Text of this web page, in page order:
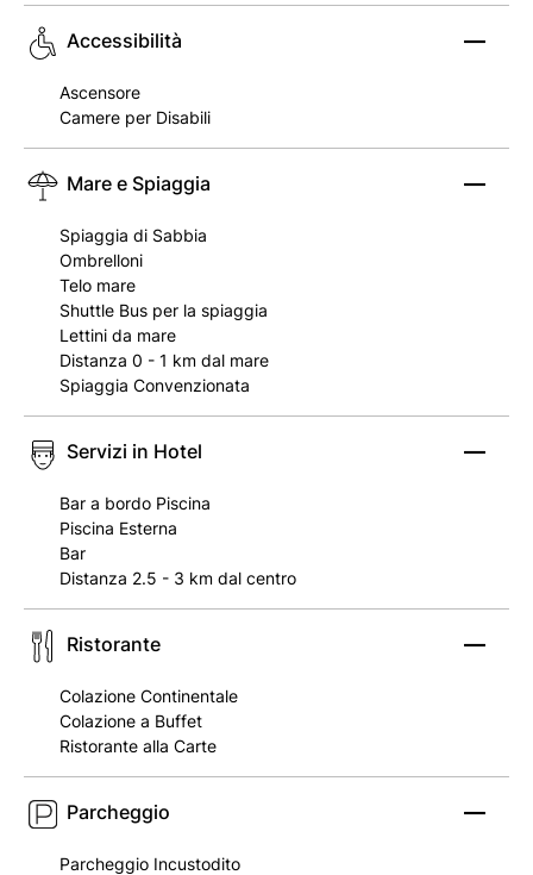
Accessibilità
Ascensore
Camere per Disabili
Mare e Spiaggia
Spiaggia di Sabbia
Ombrelloni
Telo mare
Shuttle Bus per la spiaggia
Lettini da mare
Distanza 0 - 1 km dal mare
Spiaggia Convenzionata
Servizi in Hotel
Bar a bordo Piscina
Piscina Esterna
Bar
Distanza 2.5 - 3 km dal centro
Ristorante
Colazione Continentale
Colazione a Buffet
Ristorante alla Carte
Parcheggio
Parcheggio Incustodito